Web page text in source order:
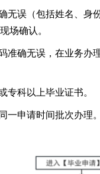
误（包括姓名、身
场确认。
确无误，在业务办
科以上毕业证书。
申请时间批次办理。